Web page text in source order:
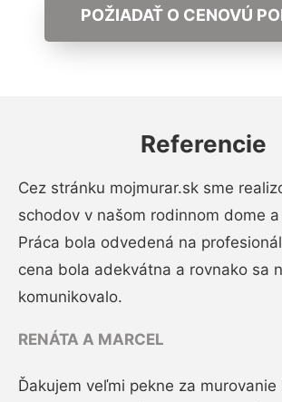
POŽIADAŤ O CENOVÚ
Referencie
Cez stránku mojmurar.sk sme
schodov v našom rodinnom dome
Práca bola odvedená na
cena bola adekvátna a rovnako sa
komunikovalo.
RENÁTA A MARCEL
Ďakujem veľmi pekne za